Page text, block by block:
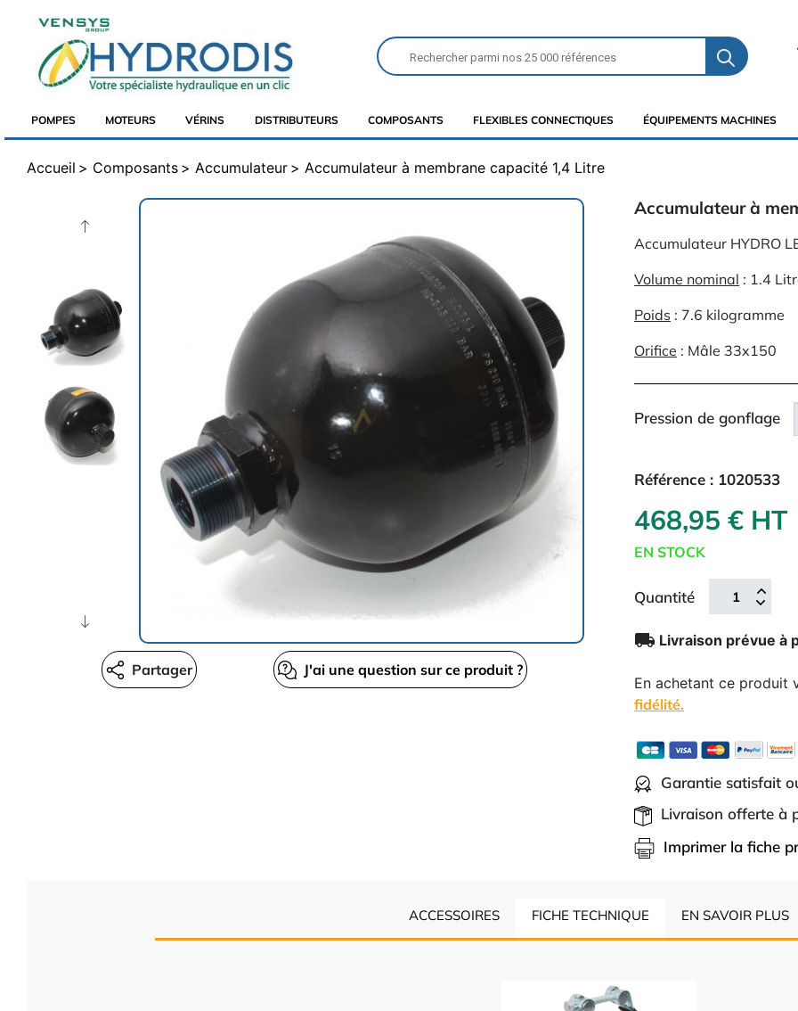
POMPES MOTEURS VÉRINS DISTRIBUTEURS COMPOSANTS FLEXIBLES CONNECTIQUES ÉQUIPEMENTS MACHINES
Accueil Composants Accumulateur Accumulateur à membrane capacité 1,4 Litre
J'ai une question sur ce produit ?
Partager
Accumulateur à
Accumulateur HYDRO
Volume nominal : 1.4
Poids : 7.6 kilogramme
Orifice : Mâle 33x150
Pression de gonflage
Référence : 1020533
468,95 € HT
EN STOCK
Quantité
local_shipping Livraison prévue à
En achetant ce produit
fidélité.
Garantie satisfait
Livraison offerte à
Imprimer la fiche
ACCESSOIRES FICHE TECHNIQUE EN SAVOIR PLUS